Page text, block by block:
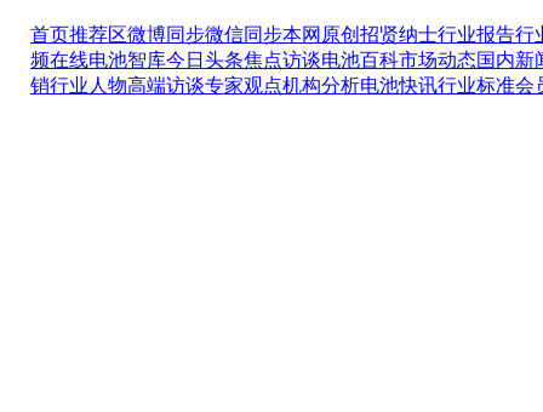
首页推荐区微博同步微信同步本网原创 招贤纳士行业报告行
频在线电池智库今日头条焦点访谈电池百科市场动态国内新
销行业人物高端访谈专家观点机构分析电池快讯行业标准会